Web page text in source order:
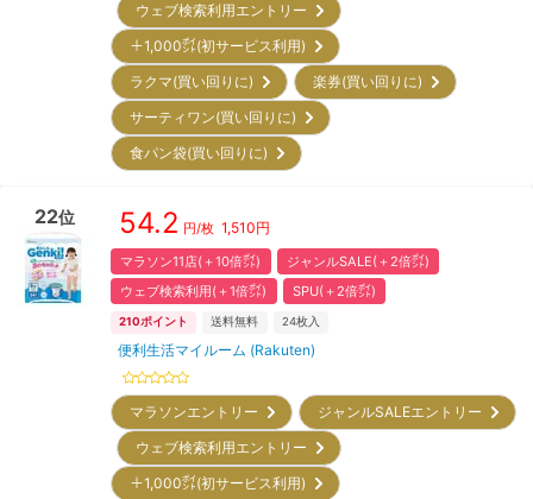
ウェブ検索利用エントリー
＋1,000㌽(初サービス利用)
ラクマ(買い回りに)
楽券(買い回りに)
サーティワン(買い回りに)
食パン袋(買い回りに)
22位 54.2 円/枚 1,510円
マラソン11店(＋10倍㌽)
ジャンルSALE(＋2倍㌽)
ウェブ検索利用(＋1倍㌽)
SPU(＋2倍㌽)
210ポイント 送料無料 24枚入
便利生活マイルーム (Rakuten)
マラソンエントリー
ジャンルSALEエントリー
ウェブ検索利用エントリー
＋1,000㌽(初サービス利用)